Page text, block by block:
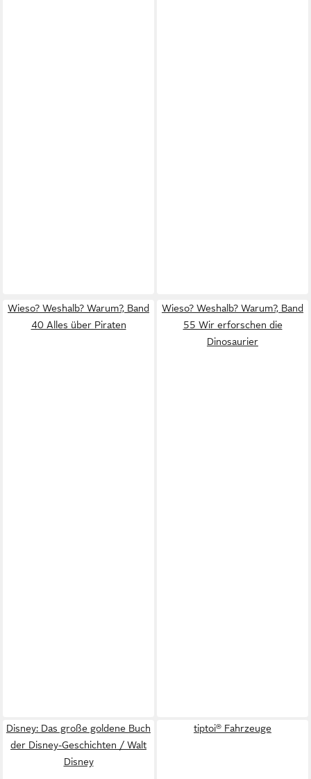
Wieso? Weshalb? Warum?, Band
40 Alles über Piraten
Wieso? Weshalb? Warum?, Band
55 Wir erforschen die
Dinosaurier
Disney: Das große goldene Buch
der Disney-Geschichten / Walt
Disney
tiptoi® Fahrzeuge